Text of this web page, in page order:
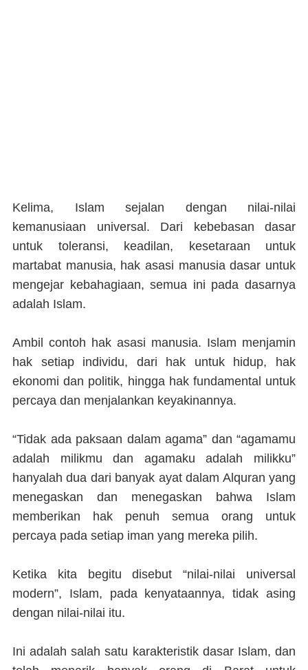
Kelima, Islam sejalan dengan nilai-nilai
kemanusiaan universal. Dari kebebasan dasar
untuk toleransi, keadilan, kesetaraan untuk
martabat manusia, hak asasi manusia dasar untuk
mengejar kebahagiaan, semua ini pada dasarnya
adalah Islam.
Ambil contoh hak asasi manusia. Islam menjamin
hak setiap individu, dari hak untuk hidup, hak
ekonomi dan politik, hingga hak fundamental untuk
percaya dan menjalankan keyakinannya.
“Tidak ada paksaan dalam agama” dan “agamamu
adalah milikmu dan agamaku adalah milikku”
hanyalah dua dari banyak ayat dalam Alquran yang
menegaskan dan menegaskan bahwa Islam
memberikan hak penuh semua orang untuk
percaya pada setiap iman yang mereka pilih.
Ketika kita begitu disebut “nilai-nilai universal
modern”, Islam, pada kenyataannya, tidak asing
dengan nilai-nilai itu.
Ini adalah salah satu karakteristik dasar Islam, dan